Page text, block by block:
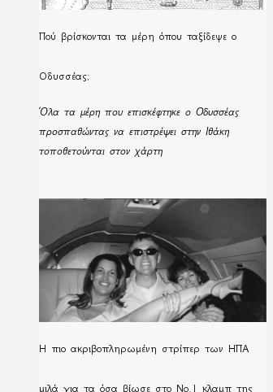
Πού βρίσκονται τα μέρη όπου ταξίδεψε ο
Οδυσσέας;
Όλα τα μέρη που επισκέφτηκε ο Οδυσσέας
προσπαθώντας να επιστρέψει στην Ιθάκη
τοποθετούνται στον χάρτη
H πιο ακριβοπληρωμένη στρίπερ των ΗΠΑ
μιλά για τα όσα βίωσε στο Νο.1 κλαμπ της